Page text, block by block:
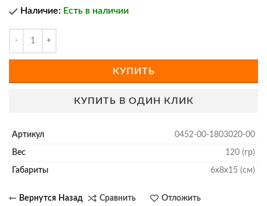
Наличие: Есть в наличии
КУПИТЬ
КУПИТЬ В ОДИН КЛИК
Артикул 0452-00-1803020-00
Вес 120 (гр)
Габариты 6х8х15 (см)
Сравнить Отложить